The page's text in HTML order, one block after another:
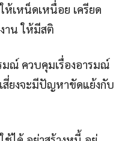
ห้เหน็ดเหนื่อย เครียด
าน ให้มีสติ
มณ์ ควบคุมเรื่องอารมณ์
สี่ยงจะมีปัญหาขัดแย้งกับ